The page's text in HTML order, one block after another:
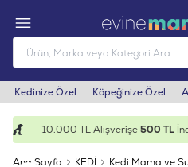
Kedinize Özel Köpeğinize Özel
10.000 TL Alışverişe500 TL
Ana Sayfa KEDİ Kedi Mama ve